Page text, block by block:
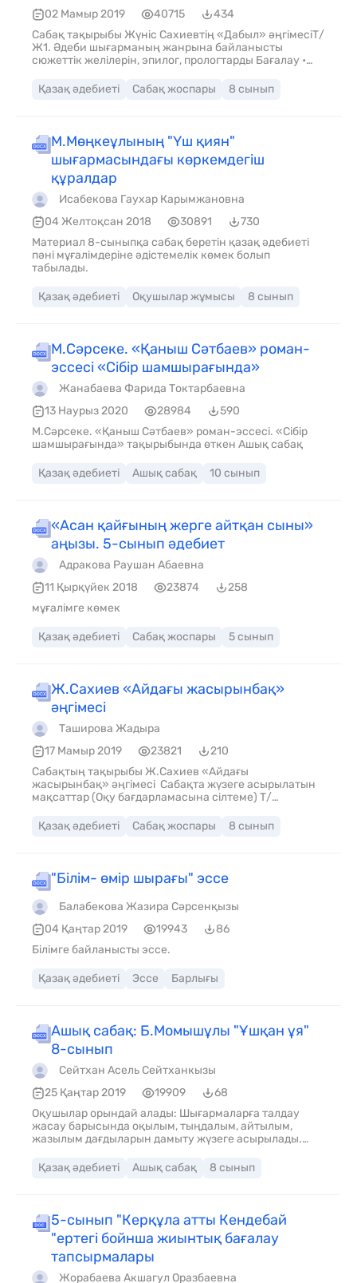
02 Мамыр 2019
40715
434
Сабақ тақырыбы Жүніс Сахиевтің «Дабыл» әңгімесіТ/
Ж1. Әдеби шығарманың жанрына байланысты
сюжеттік желілерін, эпилог, прологтарды Бағалау •
алады. • Эпилог, прологтарды анықтайды.
Қазақ әдебиеті Сабақ жоспары 8 сынып
М.Мөңкеұлының "Үш қиян"
шығармасындағы көркемдегіш
құралдар
Исабекова Гаухар Карымжановна
04 Желтоқсан 2018
30891
730
Материал 8-сыныпқа сабақ беретін қазақ әдебиеті
пәні мұғалімдеріне әдістемелік көмек болып
табылады.
Қазақ әдебиеті Оқушылар жұмысы 8 сынып
М.Сәрсеке. «Қаныш Сәтбаев» роман-
эссесі «Сібір шамшырағында»
Жанабаева Фарида Токтарбаевна
13 Наурыз 2020
28984
590
М.Сәрсеке. «Қаныш Сәтбаев» роман-эссесі. «Сібір
шамшырағында» тақырыбында өткен Ашық сабақ
Қазақ әдебиеті Ашық сабақ 10 сынып
«Асан қайғының жерге айтқан сыны»
аңызы. 5-сынып әдебиет
Адракова Раушан Абаевна
11 Қырқүйек 2018
23874
258
мұғалімге көмек
Қазақ әдебиеті Сабақ жоспары 5 сынып
Ж.Сахиев «Айдағы жасырынбақ»
әңгімесі
Таширова Жадыра
17 Мамыр 2019
23821
210
Сабақтың тақырыбы Ж.Сахиев «Айдағы
жасырынбақ» әңгімесі Сабақта жүзеге асырылатын
мақсаттар (Оқу бағдарламасына сілтеме) Т/
мақсаты 1.Шығарма мазмұнын түсінеді. 2.Әдеби
шығарманың жанрына байланысты сюжеттік
жасырынбақ» әңгімесінің жанрына байланысты
сюжеттік желілерін анықтайды
Қазақ әдебиеті Сабақ жоспары 8 сынып
"Білім- өмір шырағы" эссе
Балабекова Жазира Сәрсенқызы
04 Қаңтар 2019
19943
86
Білімге байланысты эссе.
Қазақ әдебиеті Эссе Барлығы
Ашық сабақ: Б.Момышұлы "Ұшқан ұя"
8-сынып
Сейтхан Асель Сейтханкызы
25 Қаңтар 2019
19909
68
Оқушылар орындай алады: Шығармаларға талдау
жасау барысында оқылым, тыңдалым, айтылым,
жазылым дағдыларын дамыту жүзеге асырылады.
құшағы, өле-өлгенше өз бетімен оқып тоқыған адам,
зергерлікті жақсы көрген, ауылдағы келін-кепшікті бір
сұрақтар: Білімленд Тест сұрақтарына жауап береді 1.
Бауыржан Момышұлы кім?
Қазақ әдебиеті Ашық сабақ 8 сынып
5-сынып "Керқұла атты Кендебай
"ертегі бойнша жиынтық бағалау
тапсырмалары
Жорабаева Акшагул Оразбаевна